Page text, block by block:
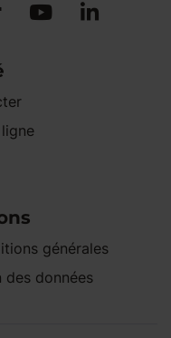
générales
données